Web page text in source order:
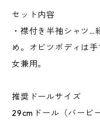
セット内容
・襟付き半袖シャツ…
め。オビツボディは
女兼用。
推奨ドールサイズ
29cmドール（バービ